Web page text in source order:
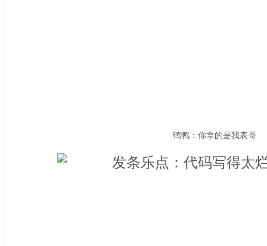
鸭鸭：你拿的是我表哥